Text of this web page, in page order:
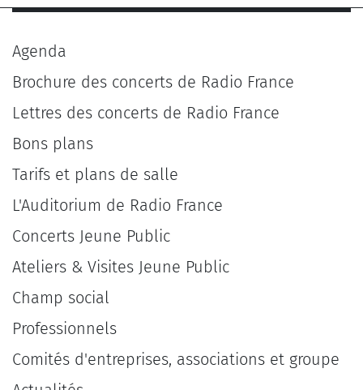
Agenda
Brochure des concerts de Radio France
Lettres des concerts de Radio France
Bons plans
Tarifs et plans de salle
L'Auditorium de Radio France
Concerts Jeune Public
Ateliers & Visites Jeune Public
Champ social
Professionnels
Comités d'entreprises, associations et groupe